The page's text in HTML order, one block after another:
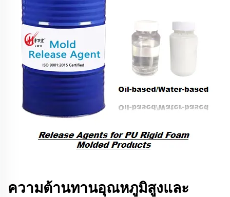
ความต้านทานอุณหภูมิสูงและ